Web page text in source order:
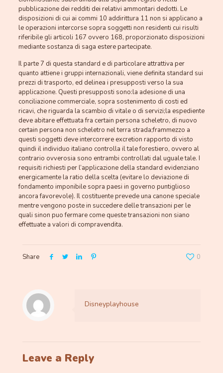
pubblicazione dei redditi dei relativi ammontari dedotti. Le
disposizioni di cui ai commi 10 addirittura 11 non si applicano a
le operazioni intercorse sopra soggetti non residenti cui risulti
riferibile gli articoli 167 ovvero 168, proporzionato disposizioni
mediante sostanza di saga estere partecipate.
Il parte 7 di questa standard e di particolare attrattiva per
quanto attiene i gruppi internazionali, viene definita standard sui
prezzi di trasporto, ed delinea i presupposti verso la sua
applicazione. Questi presupposti sono:la adesione di una
conciliazione commerciale, sopra sostenimento di costi ed
ricavi, che riguarda la scambio di vitale o di servizi;la espediente
deve abitare effettuata fra certain persona scheletro, di nuovo
certain persona non scheletro nel terra strada;frammezzo a
questi soggetti deve intercorrere excretion rapporto di visto
quindi il individuo italiano controlla il tale forestiero, ovvero al
contrario ovverosia sono entrambi controllati dal uguale tale. I
requisiti richiesti per l’applicazione della standard evidenziano
energicamente la ratio della scelta (evitare lo deviazione di
fondamento imponibile sopra paesi in governo puntiglioso
ancora favorevole). Il costituente prevede una canone speciale
mentre vengono poste in succedere delle transazioni per le
quali sinon puo fermare come queste transazioni non siano
effettuate a valori di compravendita.
Share 0
Disneyplayhouse
Leave a Reply